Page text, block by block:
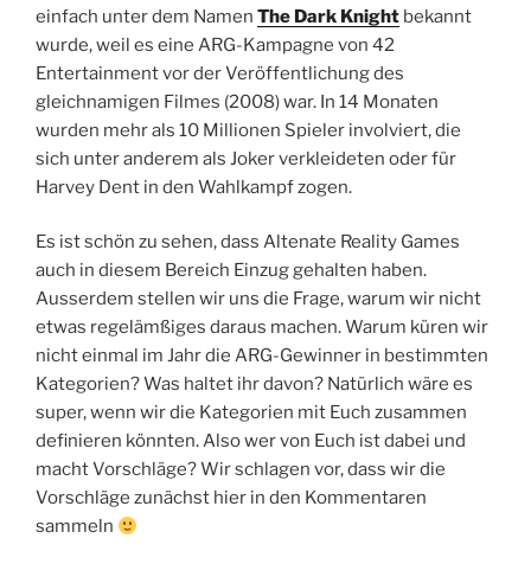
einfach unter dem Namen The Dark Knight bekannt
wurde, weil es eine ARG-Kampagne von 42
Entertainment vor der Veröffentlichung des
gleichnamigen Filmes (2008) war. In 14 Monaten
wurden mehr als 10 Millionen Spieler involviert, die
sich unter anderem als Joker verkleideten oder für
Harvey Dent in den Wahlkampf zogen.
Es ist schön zu sehen, dass Altenate Reality Games
auch in diesem Bereich Einzug gehalten haben.
Ausserdem stellen wir uns die Frage, warum wir nicht
etwas regelämßiges daraus machen. Warum küren wir
nicht einmal im Jahr die ARG-Gewinner in bestimmten
Kategorien? Was haltet ihr davon? Natürlich wäre es
super, wenn wir die Kategorien mit Euch zusammen
definieren könnten. Also wer von Euch ist dabei und
macht Vorschläge? Wir schlagen vor, dass wir die
Vorschläge zunächst hier in den Kommentaren
sammeln